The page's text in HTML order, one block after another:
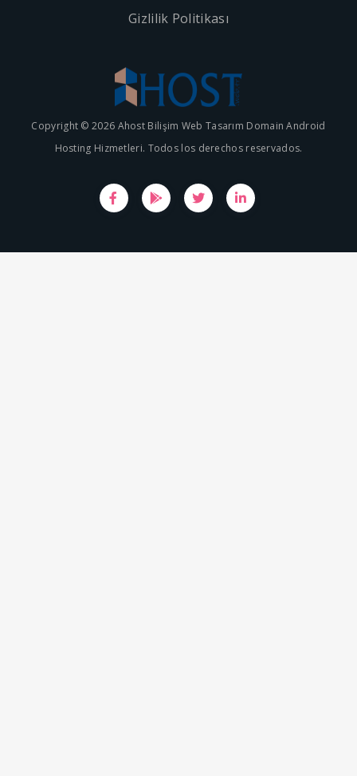
Gizlilik Politikası
Copyright © 2026 Ahost Bilişim Web Tasarım Domain Android
Hosting Hizmetleri. Todos los derechos reservados.